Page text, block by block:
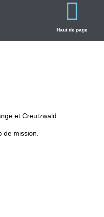
Haut de page
et Creutzwald.
mission.